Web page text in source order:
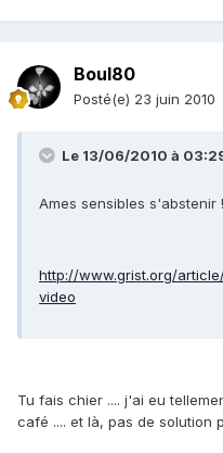
Boul80
Posté(e) 23 juin 2010
Le 13/06/2010 à
Ames sensibles s'abstenir
http://www.grist.org/
video
Tu fais chier .... j'ai eu
café .... et là, pas de solution